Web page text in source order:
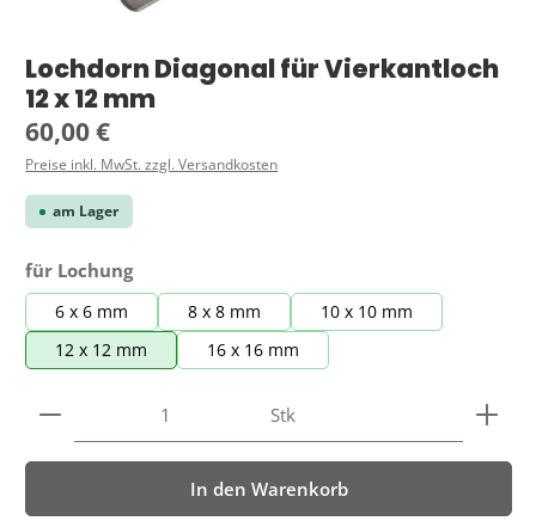
Lochdorn Diagonal für Vierkantloch
12 x 12 mm
Regulärer Preis:
60,00 €
Preise inkl. MwSt. zzgl. Versandkosten
am Lager
für Lochungauswählen
6 x 6 mm 8 x 8 mm
10 x 10 mm
12 x 12 mm
16 x 16 mm
Produkt Anzahl: Gib den gewünschten Wert ein
Stk
In den Warenkorb